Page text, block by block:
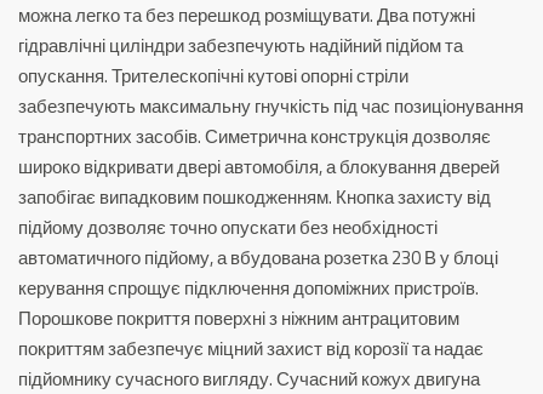
можна легко та без перешкод розміщувати. Два потужні
гідравлічні циліндри забезпечують надійний підйом та
опускання. Трителескопічні кутові опорні стріли
забезпечують максимальну гнучкість під час позиціонування
транспортних засобів. Симетрична конструкція дозволяє
широко відкривати двері автомобіля, а блокування дверей
запобігає випадковим пошкодженням. Кнопка захисту від
підйому дозволяє точно опускати без необхідності
автоматичного підйому, а вбудована розетка 230 В у блоці
керування спрощує підключення допоміжних пристроїв.
Порошкове покриття поверхні з ніжним антрацитовим
покриттям забезпечує міцний захист від корозії та надає
підйомнику сучасного вигляду. Сучасний кожух двигуна